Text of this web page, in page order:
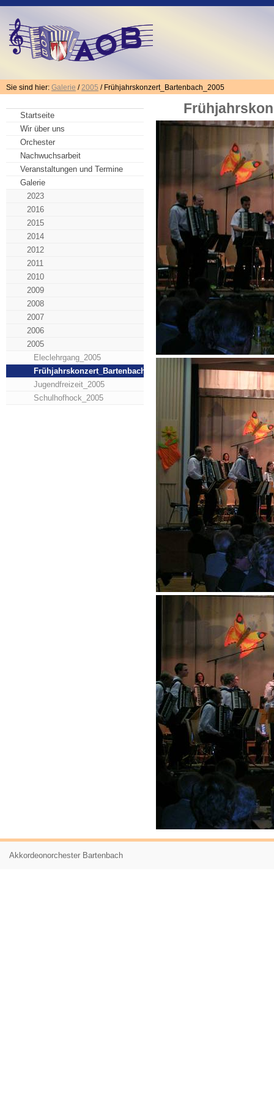
Sie sind hier: Galerie /2005 / Frühjahrskonzert_Bartenbach_2005
Startseite
Wir über uns
Orchester
Nachwuchsarbeit
Veranstaltungen und Termine
Galerie
2023
2016
2015
2014
2012
2011
2010
2009
2008
2007
2006
2005
Eleclehrgang_2005
Frühjahrskonzert_Bartenbach_2005
Jugendfreizeit_2005
Schulhofhock_2005
Akkordeonorchester Bartenbach